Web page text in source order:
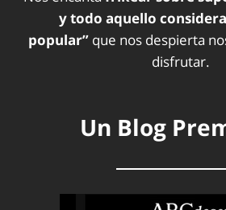
y todo aquello
popular” que nos despierta
disfrutar.
Un Blog